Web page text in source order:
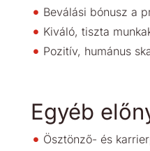
Beválási bónusz a
Kiváló, tiszta
Pozitív, humánus
Egyéb
Ösztönző- és